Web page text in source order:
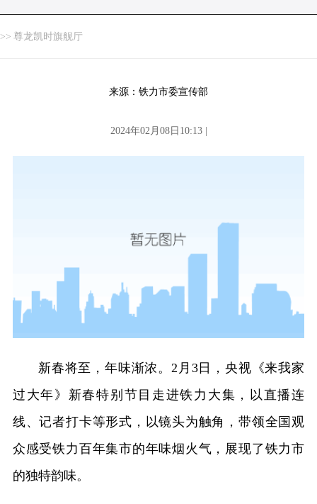
>> 尊龙凯时旗舰厅
来源：铁力市委宣传部
2024年02月08日10:13 |
新春将至，年味渐浓。2月3日，央视《来我家
过大年》新春特别节目走进铁力大集，以直播连
线、记者打卡等形式，以镜头为触角，带领全国观
众感受铁力百年集市的年味烟火气，展现了铁力市
的独特韵味。